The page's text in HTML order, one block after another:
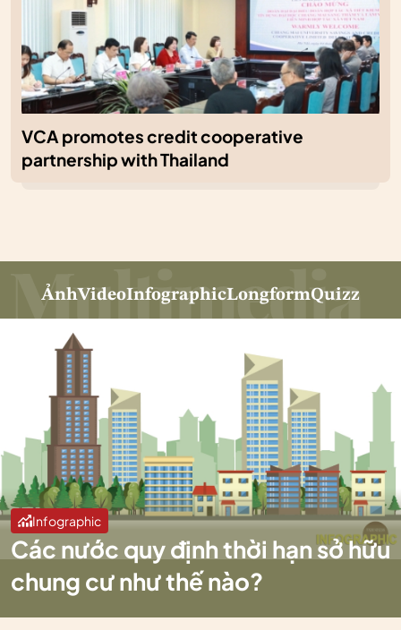
VCA promotes credit cooperative
partnership with Thailand
ẢnhVideoInfographicLongformQuizz
Infographic
Các nước quy định thời hạn sở hữu
chung cư như thế nào?